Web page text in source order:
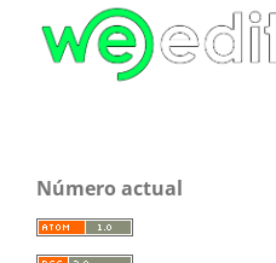
Número actual